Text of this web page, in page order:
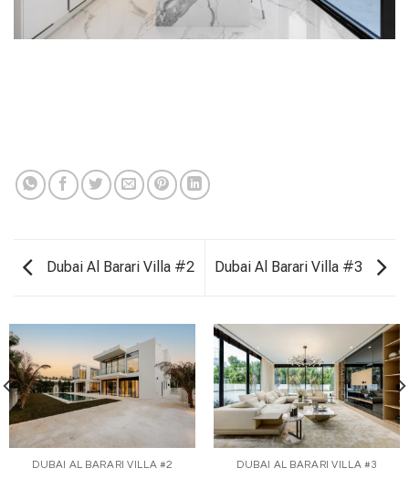
Dubai Al Barari Villa #2 Dubai Al Barari Villa #3
DUBAI AL BARARI VILLA #2 DUBAI AL BARARI VILLA #3